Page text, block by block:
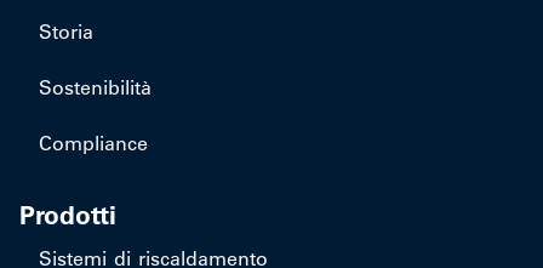
Storia
Sostenibilità
Compliance
Prodotti
Sistemi di riscaldamento